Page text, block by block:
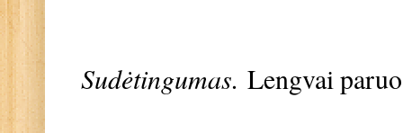
Sudėtingumas. Lengvai